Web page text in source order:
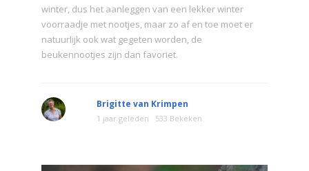
winter, dus het aanleggen van een lekker winter
voorraadje met nootjes, maar zo af en toe moet er
natuurlijk ook wat gegeten worden, de
beukennootjes zijn dan favoriet.
Brigitte van Krimpen
1 jaar geleden 533 Bekeken